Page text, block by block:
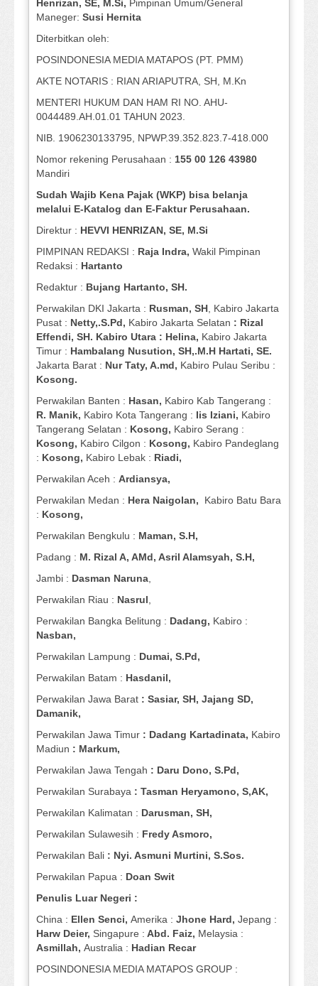
Henrizan, SE, M.Si, Pimpinan Umum/General
Maneger: Susi Hernita
Diterbitkan oleh:
POSINDONESIA MEDIA MATAPOS (PT. PMM)
AKTE NOTARIS : RIAN ARIAPUTRA, SH, M.Kn
MENTERI HUKUM DAN HAM RI NO. AHU-
0044489.AH.01.01 TAHUN 2023.
NIB. 1906230133795, NPWP.39.352.823.7-418.000
Nomor rekening Perusahaan : 155 00 126 43980
Mandiri
Sudah Wajib Kena Pajak (WKP) bisa belanja
melalui E-Katalog dan E-Faktur Perusahaan.
Direktur : HEVVI HENRIZAN, SE, M.Si
PIMPINAN REDAKSI : Raja Indra, Wakil Pimpinan
Redaksi : Hartanto
Redaktur : Bujang Hartanto, SH.
Perwakilan DKI Jakarta : Rusman, SH, Kabiro Jakarta
Pusat : Netty,.S.Pd, Kabiro Jakarta Selatan : Rizal
Effendi, SH. Kabiro Utara : Helina, Kabiro Jakarta
Timur : Hambalang Nusution, SH,.M.H Hartati, SE.
Jakarta Barat : Nur Taty, A.md, Kabiro Pulau Seribu :
Kosong.
Perwakilan Banten : Hasan, Kabiro Kab Tangerang :
R. Manik, Kabiro Kota Tangerang : Iis Iziani, Kabiro
Tangerang Selatan : Kosong, Kabiro Serang :
Kosong, Kabiro Cilgon : Kosong, Kabiro Pandeglang
: Kosong, Kabiro Lebak : Riadi,
Perwakilan Aceh : Ardiansya,
Perwakilan Medan : Hera Naigolan, Kabiro Batu Bara
: Kosong,
Perwakilan Bengkulu : Maman, S.H,
Padang : M. Rizal A, AMd, Asril Alamsyah, S.H,
Jambi : Dasman Naruna,
Perwakilan Riau : Nasrul,
Perwakilan Bangka Belitung : Dadang, Kabiro :
Nasban,
Perwakilan Lampung : Dumai, S.Pd,
Perwakilan Batam : Hasdanil,
Perwakilan Jawa Barat : Sasiar, SH, Jajang SD,
Damanik,
Perwakilan Jawa Timur : Dadang Kartadinata, Kabiro
Madiun : Markum,
Perwakilan Jawa Tengah : Daru Dono, S.Pd,
Perwakilan Surabaya : Tasman Heryamono, S,AK,
Perwakilan Kalimatan : Darusman, SH,
Perwakilan Sulawesih : Fredy Asmoro,
Perwakilan Bali : Nyi. Asmuni Murtini, S.Sos.
Perwakilan Papua : Doan Swit
Penulis Luar Negeri :
China : Ellen Senci, Amerika : Jhone Hard, Jepang :
Harw Deier, Singapure : Abd. Faiz, Melaysia :
Asmillah, Australia : Hadian Recar
POSINDONESIA MEDIA MATAPOS GROUP :